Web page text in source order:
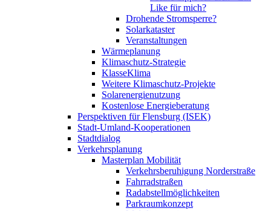
Like für mich?
Drohende Stromsperre?
Solarkataster
Veranstaltungen
Wärmeplanung
Klimaschutz-Strategie
KlasseKlima
Weitere Klimaschutz-Projekte
Solarenergienutzung
Kostenlose Energieberatung
Perspektiven für Flensburg (ISEK)
Stadt-Umland-Kooperationen
Stadtdialog
Verkehrsplanung
Masterplan Mobilität
Verkehrsberuhigung Norderstraße
Fahrradstraßen
Radabstellmöglichkeiten
Parkraumkonzept